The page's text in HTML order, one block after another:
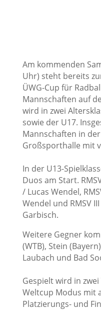
Am kommenden
Uhr) steht bereits
ÜWG-Cup für
Mannschaften auf
wird in zwei
sowie der U17.
Mannschaften in
Großsporthalle mit
In der U13-
Duos am Start.
/ Lucas Wendel,
Wendel und RMSV
Garbisch.
Weitere Gegner
(WTB), Stein
Laubach und Bad
Gespielt wird in
Weltcup Modus mit
Platzierungs- und